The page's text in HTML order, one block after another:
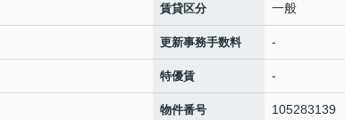
賃貸区分 一般
更新事務手数料 -
特優賃 -
物件番号 105283139